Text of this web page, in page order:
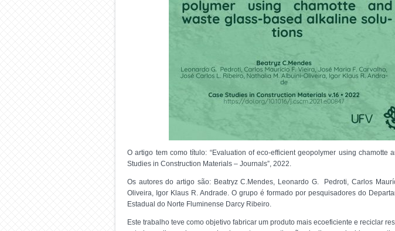
O artigo tem como título: “Evaluation of eco-efficient geopolymer using
Studies in Construction Materials – Journals”, 2022.
Os autores do artigo são: Beatryz C.Mendes, Leonardo G. Pedroti, Carlos
Oliveira, Igor Klaus R. Andrade. O grupo é formado por pesquisadores do
Estadual do Norte Fluminense Darcy Ribeiro.
Este trabalho teve como objetivo fabricar um produto mais ecoeficiente e reciclar